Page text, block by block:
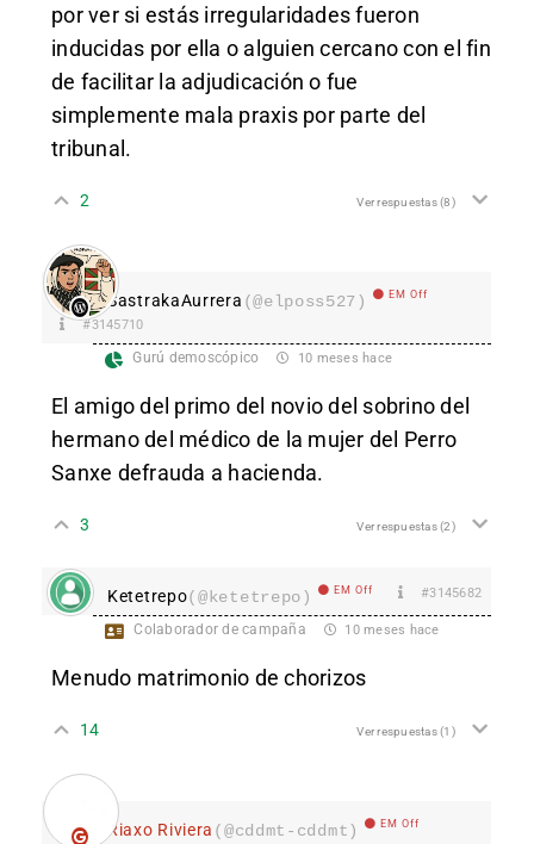
por ver si estás irregularidades fueron
inducidas por ella o alguien cercano con el fin
de facilitar la adjudicación o fue
simplemente mala praxis por parte del
tribunal.
2 Ver respuestas(8)
SastrakaAurrera (@elposs527) EM Off
#3145710
Gurú demoscópico 10 meses hace
El amigo del primo del novio del sobrino del
hermano del médico de la mujer del Perro
Sanxe defrauda a hacienda.
3 Ver respuestas(2)
Ketetrepo(@ketetrepo) EM Off #3145682
Colaborador de campaña 10 meses hace
Menudo matrimonio de chorizos
14 Ver respuestas(1)
Riaxo Riviera (@cddmt-cddmt) EM Off